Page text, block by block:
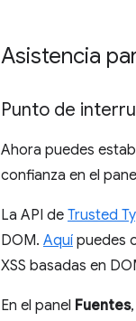
Asistencia
Punto de
Ahora puedes
confianza en el
La API de Trusted
DOM. Aquí puedes
XSS basadas en
En el panel Fuentes